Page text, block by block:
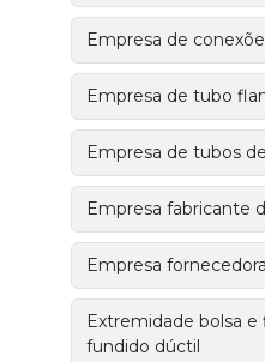
Empresa de
Empresa de tubo
Empresa de tubos
Empresa fabricante
Empresa
Extremidade bolsa
fundido dúctil